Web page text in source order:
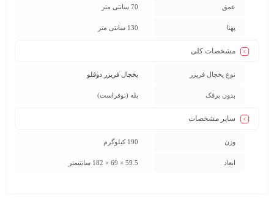
عمق 70 سانتی متر
پهنا 130 سانتی متر
مشخصات کلی
نوع یخچال فریزر یخچال فریزر دوقلو
بدون برفک بله (نوفراست)
سایر مشخصات
وزن 190 کیلوگرم
ابعاد 59.5 × 69 × 182 سانتیمتر